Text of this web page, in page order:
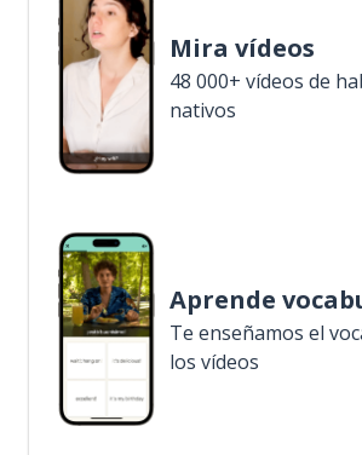
Mira vídeos
48 000+ vídeos de
nativos
Aprende
Te enseñamos el
los vídeos